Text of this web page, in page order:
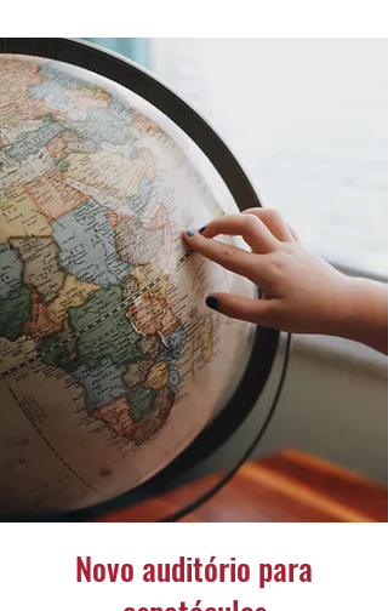
Novo auditório para